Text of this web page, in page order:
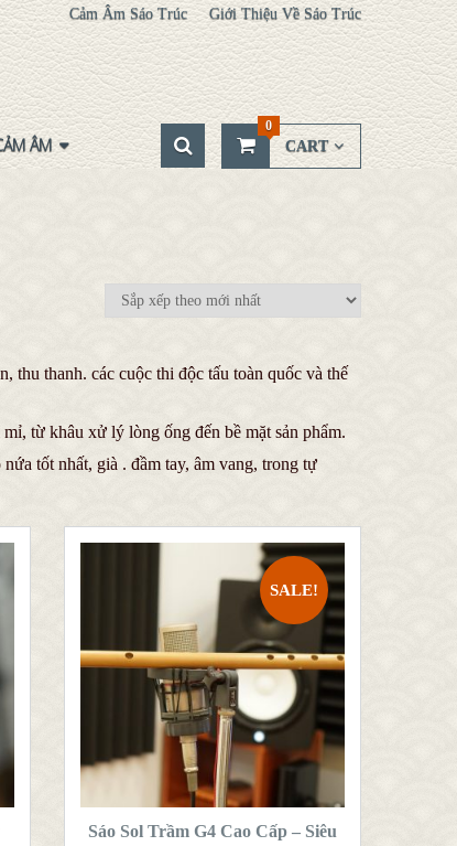
Cảm Âm Sáo Trúc Giới Thiệu Về Sáo Trúc
ÂM CART
0
thanh. các cuộc thi độc tấu toàn quốc và thế
từ khâu xử lý lòng ống đến bề mặt sản phẩm.
tốt nhất, già . đầm tay, âm vang, trong tự
SALE!
QUICK LOOK
VIEW DETAILS
THÊM VÀO GIỎ
HÀNG
Sáo Sol Trầm G4 Cao Cấp – Siêu